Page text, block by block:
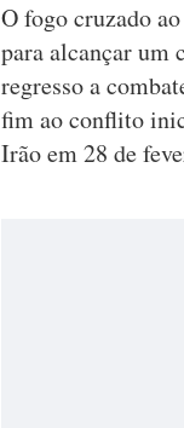
O fogo cruzado
para alcançar um
regresso a
fim ao conflito
Irão em 28 de